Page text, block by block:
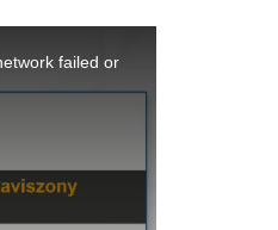
failed or